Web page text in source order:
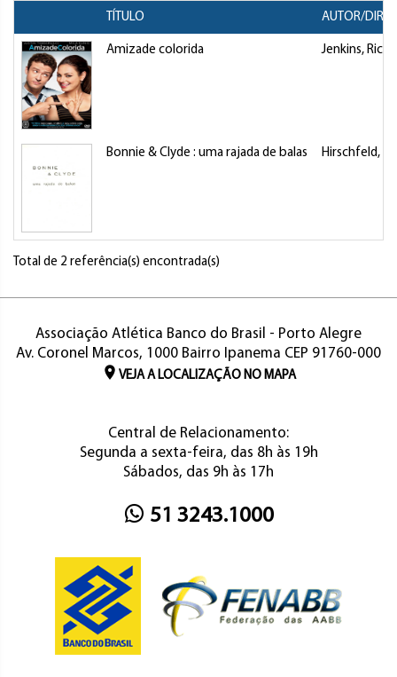
TÍTULO AUTOR/
Amizade colorida Jenkins,
Bonnie & Clyde : uma rajada de balas Hirschfeld,
Total de 2 referência(s) encontrada(s)
Associação Atlética Banco do Brasil - Porto Alegre
Av. Coronel Marcos, 1000 Bairro Ipanema CEP 91760-000
VEJA A LOCALIZAÇÃO NO MAPA
Central de Relacionamento:
Segunda a sexta-feira, das 8h às 19h
Sábados, das 9h às 17h
51 3243.1000